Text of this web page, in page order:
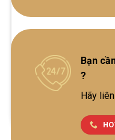
Bạn
?
Hãy